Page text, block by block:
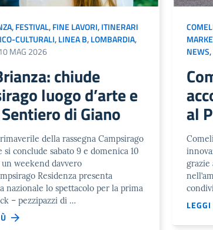
,FESTIVAL,FINE LAVORI,ITINERARI
CULTURALI,LINEA B,LOMBARDIA,
MAG 2026
chiude
luogo d’arte e
di Giano
della rassegna Campsirago
si conclude sabato 9 e domenica 10
weekend davvero
Residenza presenta
nazionale lo spettacolo per la prima
– pezzipazzi di …
NEWS,
al
grazie